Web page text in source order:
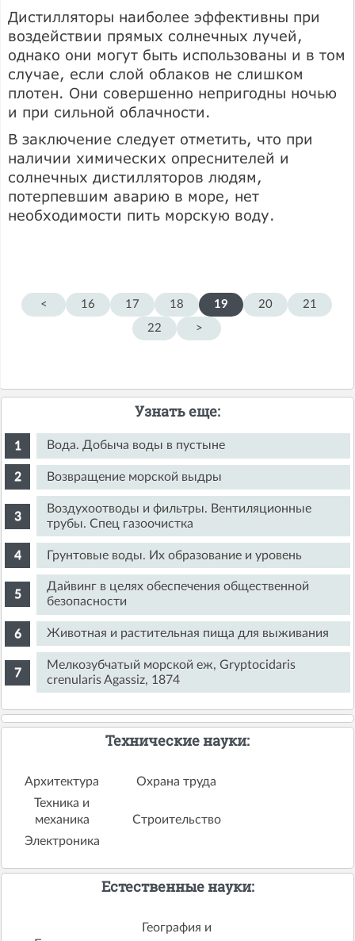
Дистилляторы наиболее эффективны при
воздействии прямых солнечных лучей,
однако они могут быть использованы и в том
случае, если слой облаков не слишком
плотен. Они совершенно непригодны ночью
и при сильной облачности.
В заключение следует отметить, что при
наличии химических опреснителей и
солнечных дистилляторов людям,
потерпевшим аварию в море, нет
необходимости пить морскую воду.
< 16 17 18 19 20
21
22
>
Узнать еще:
Вода. Добыча воды в пустыне
Возвращение морской выдры
Воздухоотводы и фильтры. Вентиляционные
трубы. Спец газоочистка
Грунтовые воды. Их образование и уровень
Дайвинг в целях обеспечения общественной
безопасности
Животная и растительная пища для выживания
Мелкозубчатый морской еж, Gryptocidaris
crenularis Agassiz, 1874
Технические науки:
Архитектура
Охрана труда
Техника и
механика
Строительство
Электроника
Естественные науки:
География и